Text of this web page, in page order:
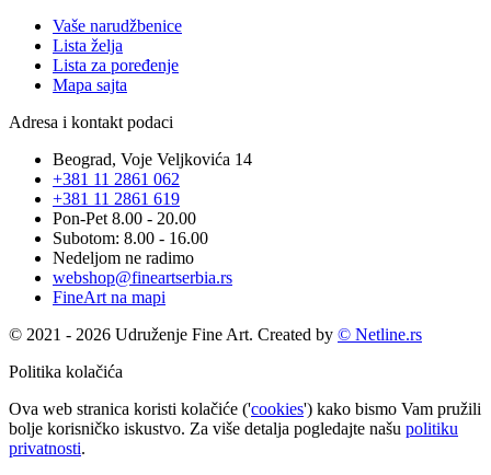
Vaše narudžbenice
Lista želja
Lista za poređenje
Mapa sajta
Adresa i kontakt podaci
Beograd, Voje Veljkovića 14
+381 11 2861 062
+381 11 2861 619
Pon-Pet 8.00 - 20.00
Subotom: 8.00 - 16.00
Nedeljom ne radimo
webshop@fineartserbia.rs
FineArt na mapi
© 2021 - 2026 Udruženje Fine Art. Created by © Netline.rs
Politika kolačića
Ova web stranica koristi kolačiće ('cookies') kako bismo Vam pružili
bolje korisničko iskustvo. Za više detalja pogledajte našu politiku
privatnosti.